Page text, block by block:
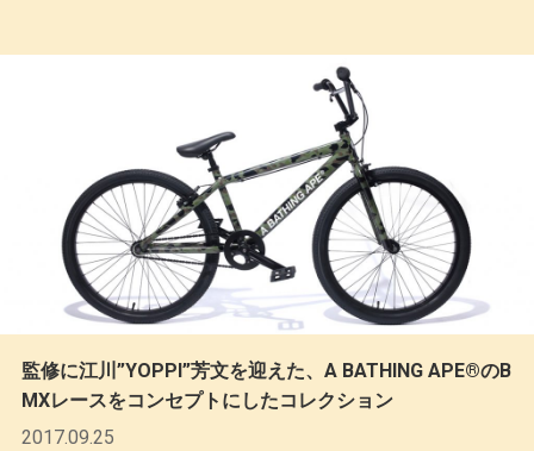
監修に江川”YOPPI”芳文を迎えた、A BATHING APE®のB
MXレースをコンセプトにしたコレクション
2017.09.25